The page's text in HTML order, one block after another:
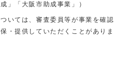
」「大阪市助成事業」）
いては、審査委員等が事業を確認
・提供していただくことがありま